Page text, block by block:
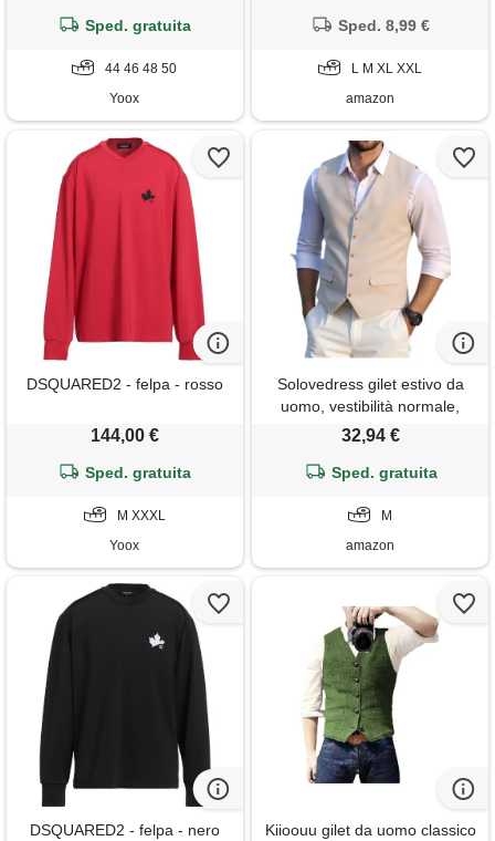
Sped. gratuita
44 46 48 50
Yoox
matrimonio senza maniche
tinta unita classico per
business
Sped. 8,99 €
L M XL XXL
amazon
DSQUARED2 - felpa - rosso
144,00 €
Sped. gratuita
M XXXL
Yoox
Solovedress gilet estivo da
uomo, vestibilità normale,
classico, per matrimoni e
feste
32,94 €
Sped. gratuita
M
amazon
DSQUARED2 - felpa - nero
Kiioouu gilet da uomo classico